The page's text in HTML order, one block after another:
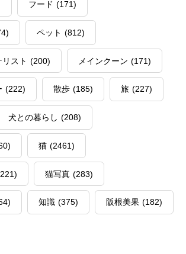
フード (171)
ペット (812)
スト (200) メインクーン (171)
(222) 散歩 (185) 旅 (227)
犬との暮らし (208)
猫 (2461)
猫写真 (283)
知識 (375) 阪根美果 (182)